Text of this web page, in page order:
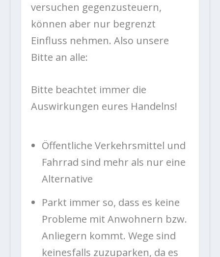
versuchen gegenzusteuern,
können aber nur begrenzt
Einfluss nehmen. Also unsere
Bitte an alle:
Bitte beachtet immer die
Auswirkungen eures Handelns!
Öffentliche Verkehrsmittel und
Fahrrad sind mehr als nur eine
Alternative
Parkt immer so, dass es keine
Probleme mit Anwohnern bzw.
Anliegern kommt. Wege sind
keinesfalls zuzuparken, da es